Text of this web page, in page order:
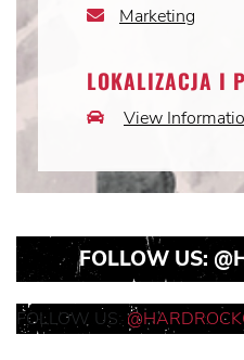
Email
Marketing
LOKALIZACJA I
CarView
FOLLOW US:
FOLLOW US: